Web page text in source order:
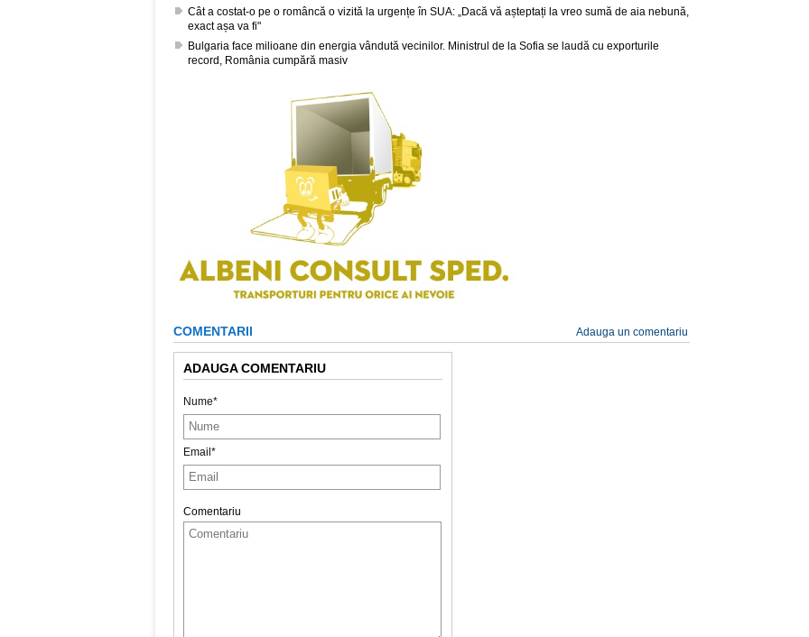
Cât a costat-o pe o româncă o vizită la urgențe în SUA: „Dacă vă așteptați la vreo sumă de aia nebună,
exact așa va fi"
Bulgaria face milioane din energia vândută vecinilor. Ministrul de la Sofia se laudă cu exporturile
record, România cumpără masiv
COMENTARII Adauga un comentariu
ADAUGA COMENTARIU
Nume*
Email*
Comentariu